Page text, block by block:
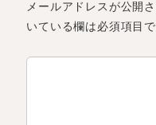
メールアドレスが公開
いている欄は必須項目